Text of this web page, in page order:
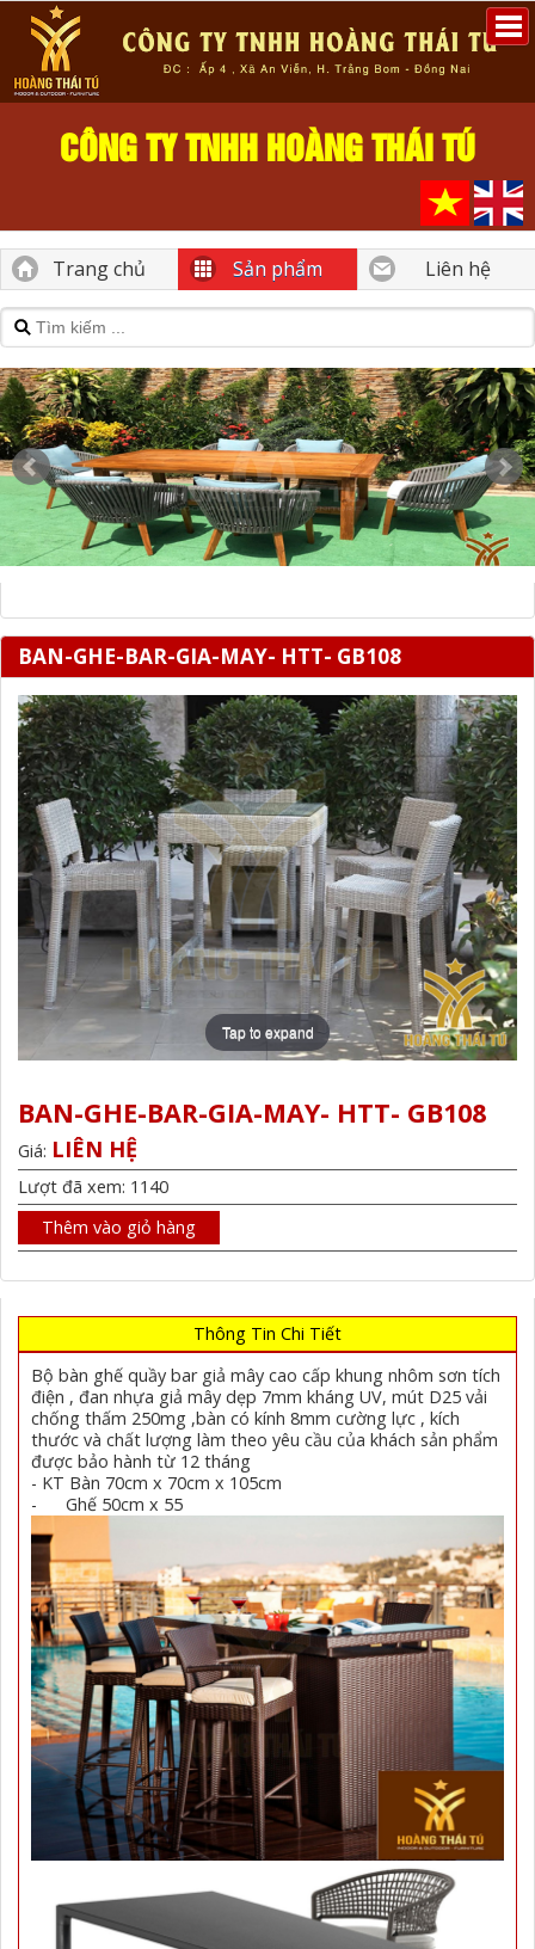
CÔNG TY TNHH HOÀNG THÁI TÚ
Trang chủ Sản phẩm Liên hệ
BAN-GHE-BAR-GIA-MAY- HTT- GB108
Tap to expand
BAN-GHE-BAR-GIA-MAY- HTT- GB108
Giá: LIÊN HỆ
Lượt đã xem: 1140
Thêm vào giỏ hàng
Thông Tin Chi Tiết
Bộ bàn ghế quầy bar giả mây cao cấp khung nhôm sơn tích
điện , đan nhựa giả mây dẹp 7mm kháng UV, mút D25 vải
chống thấm 250mg ,bàn có kính 8mm cường lực , kích
thước và chất lượng làm theo yêu cầu của khách sản phẩm
được bảo hành từ 12 tháng
- KT Bàn 70cm x 70cm x 105cm
- Ghế 50cm x 55